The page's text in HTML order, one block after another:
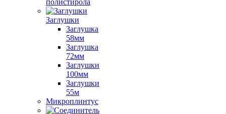
Заглушки
Заглушка
58мм
Заглушка
72мм
Заглушки
100мм
Заглушки
55м
Микроплинтус